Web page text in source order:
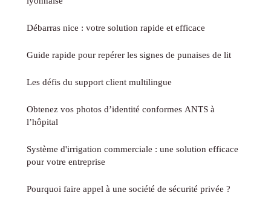
Débarras nice : votre solution rapide et efficace
Guide rapide pour repérer les signes de punaises de lit
Les défis du support client multilingue
Obtenez vos photos d’identité conformes ANTS à
l’hôpital
Système d'irrigation commerciale : une solution efficace
pour votre entreprise
Pourquoi faire appel à une société de sécurité privée ?